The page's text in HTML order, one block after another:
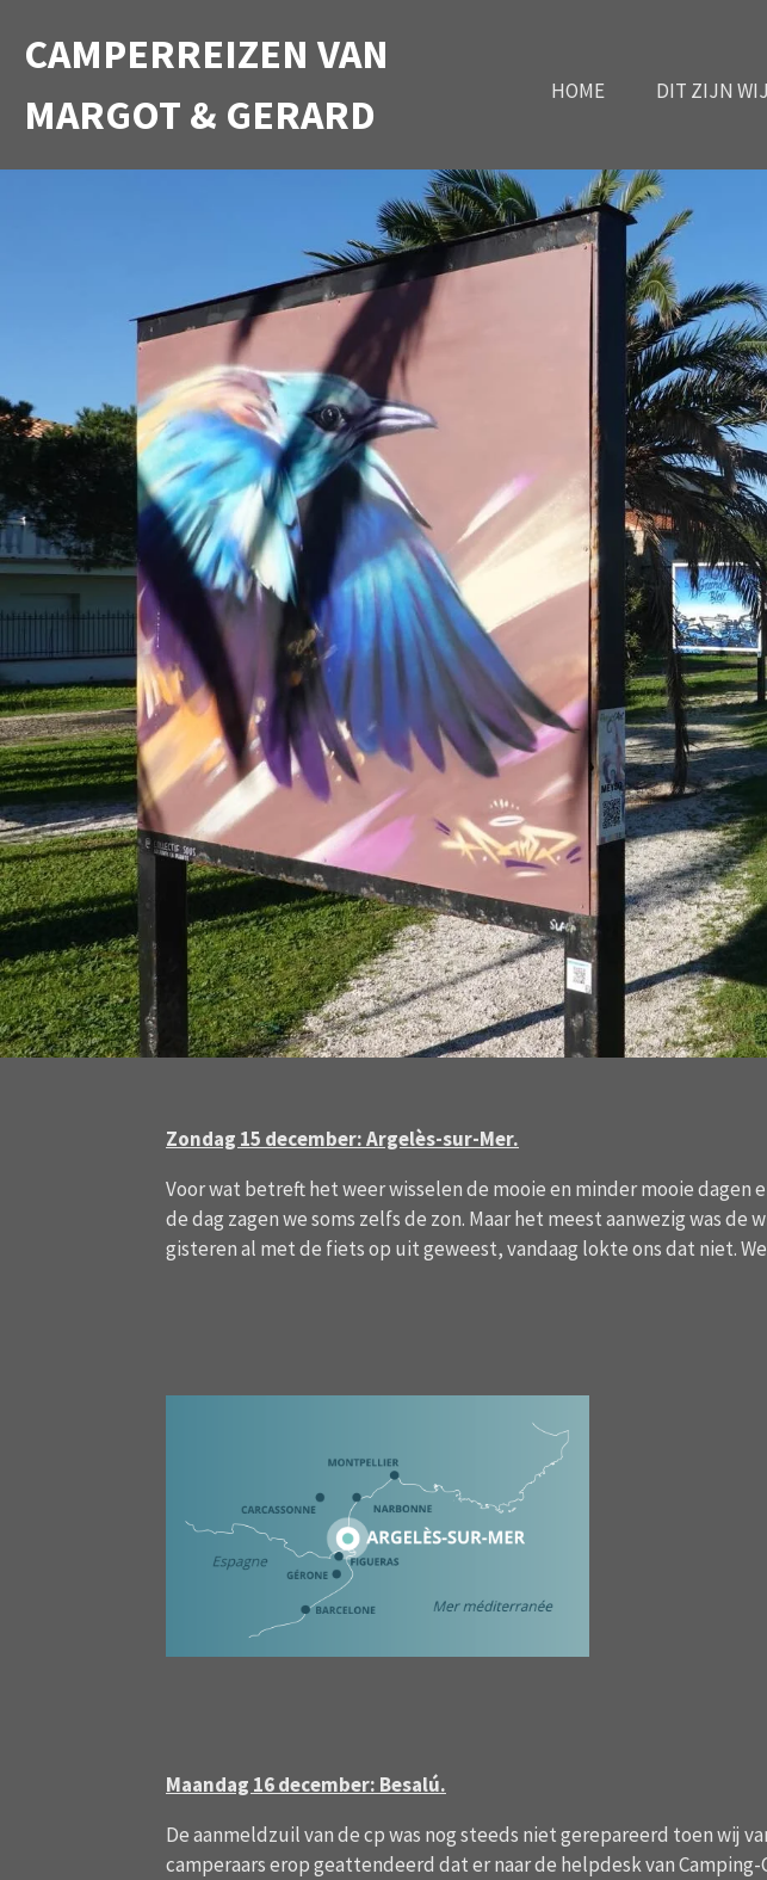
direct
de
CAMPERREIZEN VAN
MARGOT & GERARD
HOME DIT ZIJN WIJ
Zondag 15 december: Argelès-sur-Mer.
Voor wat betreft het weer wisselen de mooie en minder mooie dagen
de dag zagen we soms zelfs de zon. Maar het meest aanwezig was
gisteren al met de fiets op uit geweest, vandaag lokte ons dat niet.
Maandag 16 december: Besalú.
De aanmeldzuil van de cp was nog steeds niet gerepareerd toen wij
camperaars erop geattendeerd dat er naar de helpdesk van